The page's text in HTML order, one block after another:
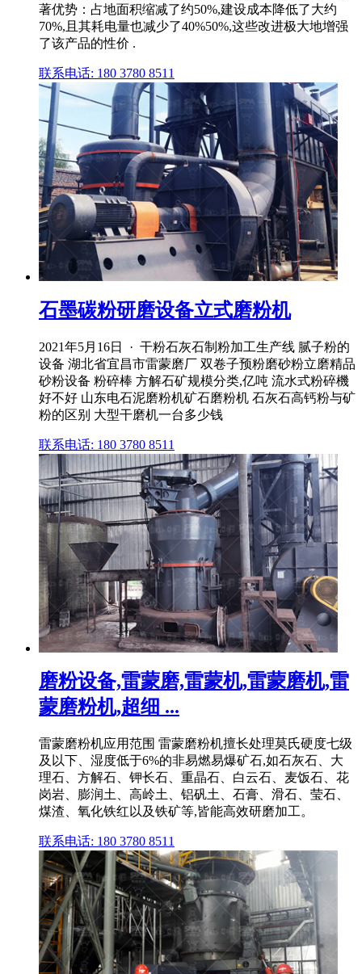
著优势：占地面积缩减了约50%,建设成本降低了大约
70%,且其耗电量也减少了40%50%,这些改进极大地增强
了该产品的性价 .
联系电话: 180 3780 8511
石墨碳粉研磨设备立式磨粉机
2021年5月16日 · 干粉石灰石制粉加工生产线 腻子粉的
设备 湖北省宜昌市雷蒙磨厂 双卷子预粉磨砂粉立磨精品
砂粉设备 粉碎棒 方解石矿规模分类,亿吨 流水式粉碎機
好不好 山东电石泥磨粉机矿石磨粉机 石灰石高钙粉与矿
粉的区别 大型干磨机一台多少钱
联系电话: 180 3780 8511
磨粉设备,雷蒙磨,雷蒙机,雷蒙磨机,雷
蒙磨粉机,超细 ...
雷蒙磨粉机应用范围 雷蒙磨粉机擅长处理莫氏硬度七级
及以下、湿度低于6%的非易燃易爆矿石,如石灰石、大
理石、方解石、钾长石、重晶石、白云石、麦饭石、花
岗岩、膨润土、高岭土、铝矾土、石膏、滑石、莹石、
煤渣、氧化铁红以及铁矿等,皆能高效研磨加工。
联系电话: 180 3780 8511